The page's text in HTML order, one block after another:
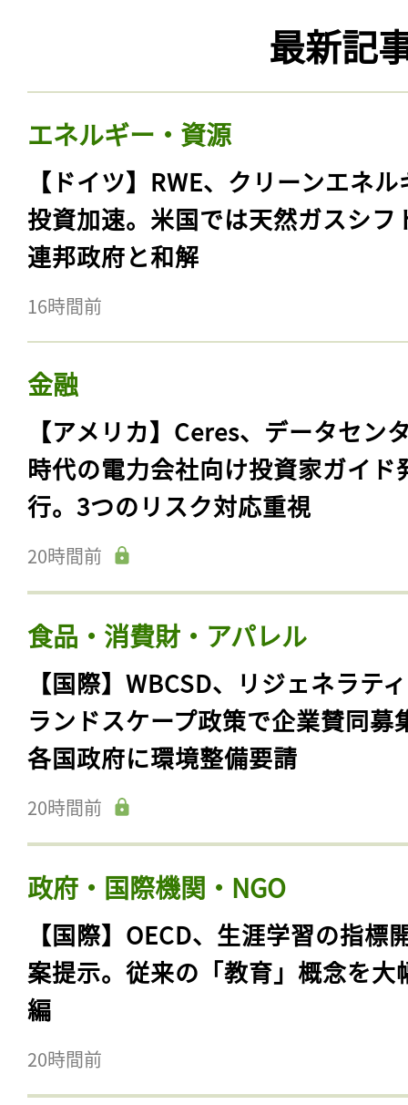
最新記
エネルギー・資源
【ドイツ】RWE、クリーンエネ
投資加速。米国では天然ガスシフ
連邦政府と和解
16時間前
金融
【アメリカ】Ceres、データセン
時代の電力会社向け投資家ガイド
行。3つのリスク対応重視
20時間前
食品・消費財・アパレル
【国際】WBCSD、リジェネラテ
ランドスケープ政策で企業賛同募
各国政府に環境整備要請
20時間前
政府・国際機関・NGO
【国際】OECD、生涯学習の指標
案提示。従来の「教育」概念を大
編
20時間前